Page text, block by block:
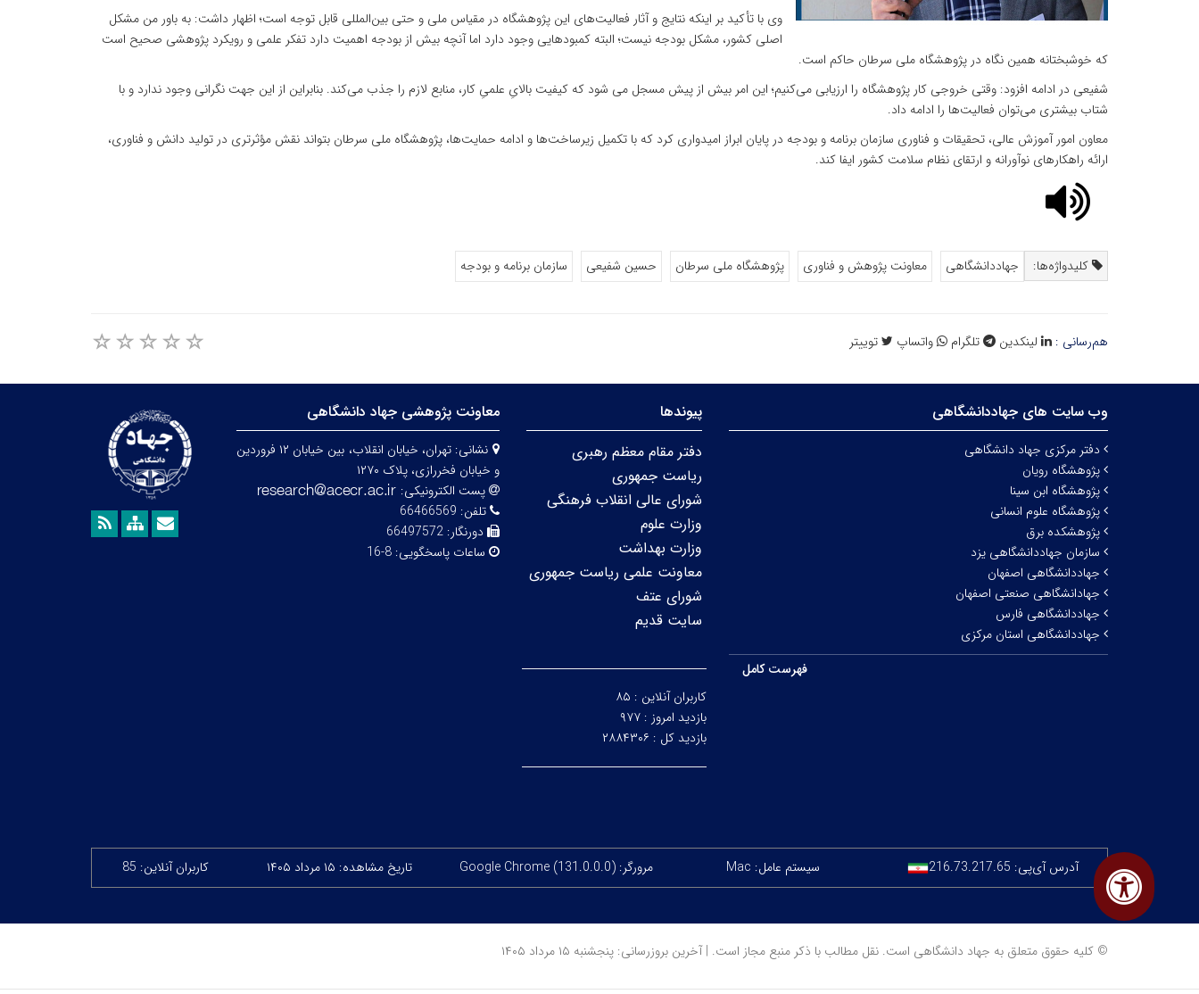
وی با تأکید بر اینکه نتایج و آثار فعالیت‌های این پژوهشگاه در مقیاس ملی و حتی بین‌المللی قابل توجه است؛ اظهار داشت: به باور من مشکل
اصلی کشور، مشکل بودجه نیست؛ البته کمبودهایی وجود دارد اما آنچه بیش از بودجه اهمیت دارد تفکر علمی و رویکرد پژوهشی صحیح است
که خوشبختانه همین نگاه در پژوهشگاه ملی سرطان حاکم است.
شفیعی در ادامه افزود: وقتی خروجی کار پژوهشگاه را ارزیابی می‌کنیم؛ این امر بیش از پیش مسجل می شود که کیفیت بالایِ علمیِ کار، منابع لازم را جذب می‌کند. بنابراین از این جهت نگرانی وجود ندارد و با
شتاب بیشتری می‌توان فعالیت‌ها را ادامه داد.
معاون امور آموزش عالی، تحقیقات و فناوری سازمان برنامه و بودجه در پایان ابراز امیدواری کرد که با تکمیل زیرساخت‌ها و ادامه حمایت‌ها، پژوهشگاه ملی سرطان بتواند نقش مؤثرتری در تولید دانش و فناوری،
ارائه راهکارهای نوآورانه و ارتقای نظام سلامت کشور ایفا کند.
کلیدواژه‌ها: جهاددانشگاهی معاونت پژوهش و فناوری پژوهشگاه ملی سرطان حسین شفیعی سازمان برنامه و بودجه
هم‌رسانی : لینکدین تلگرام واتساپ توییتر
وب سایت های جهاددانشگاهی
دفتر مرکزی جهاد دانشگاهی
پژوهشگاه رویان
پژوهشگاه ابن سینا
پژوهشگاه علوم انسانی
پژوهشکده برق
سازمان جهاددانشگاهی یزد
جهاددانشگاهی اصفهان
جهادانشگاهی صنعتی اصفهان
جهاددانشگاهی فارس
جهاددانشگاهی استان مرکزی
فهرست کامل
پیوندها
دفتر مقام معظم رهبری
ریاست جمهوری
شورای عالی انقلاب فرهنگی
وزارت علوم
وزارت بهداشت
معاونت علمی ریاست جمهوری
شورای عتف
سایت قدیم
کاربران آنلاین : ۸۵
بازدید امروز : ۹۷۷
بازدید کل : ۲۸۸۴۳۰۶
معاونت پژوهشی جهاد دانشگاهی
نشانی:
تهران، خیابان انقلاب، بین خیابان ۱۲ فروردین
و خیابان فخررازی، پلاک ۱۲۷۰
پست الکترونیکی:
تلفن: 66466569
دورنگار:66497572
ساعات پاسخگویی:8-16
آدرس آی‌پی: 216.73.217.65 سیستم عامل: Mac مرورگر: Google Chrome (131.0.0.0) تاریخ مشاهده: ۱۵ مرداد ۱۴۰۵ کاربران آنلاین: 85
© کلیه حقوق متعلق به جهاد دانشگاهی است. نقل مطالب با ذکر منبع مجاز است. | آخرین بروزرسانی: پنجشنبه ۱۵ مرداد ۱۴۰۵